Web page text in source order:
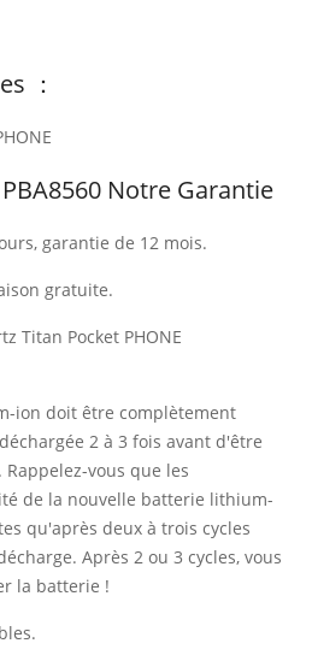
：
Notre Garantie
garantie de 12 mois.
gratuite.
Titan Pocket PHONE
ion doit être complètement
2 à 3 fois avant d'être
vous que les
de la nouvelle batterie lithium-
qu'après deux à trois cycles
Après 2 ou 3 cycles, vous
la batterie !